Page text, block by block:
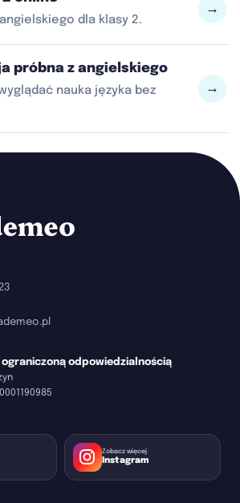
dla klasy 2.
→
próbna z angielskiego
nauka języka bez
→
ograniczoną odpowiedzialnością
0001190985
Zobacz więcej
Instagram